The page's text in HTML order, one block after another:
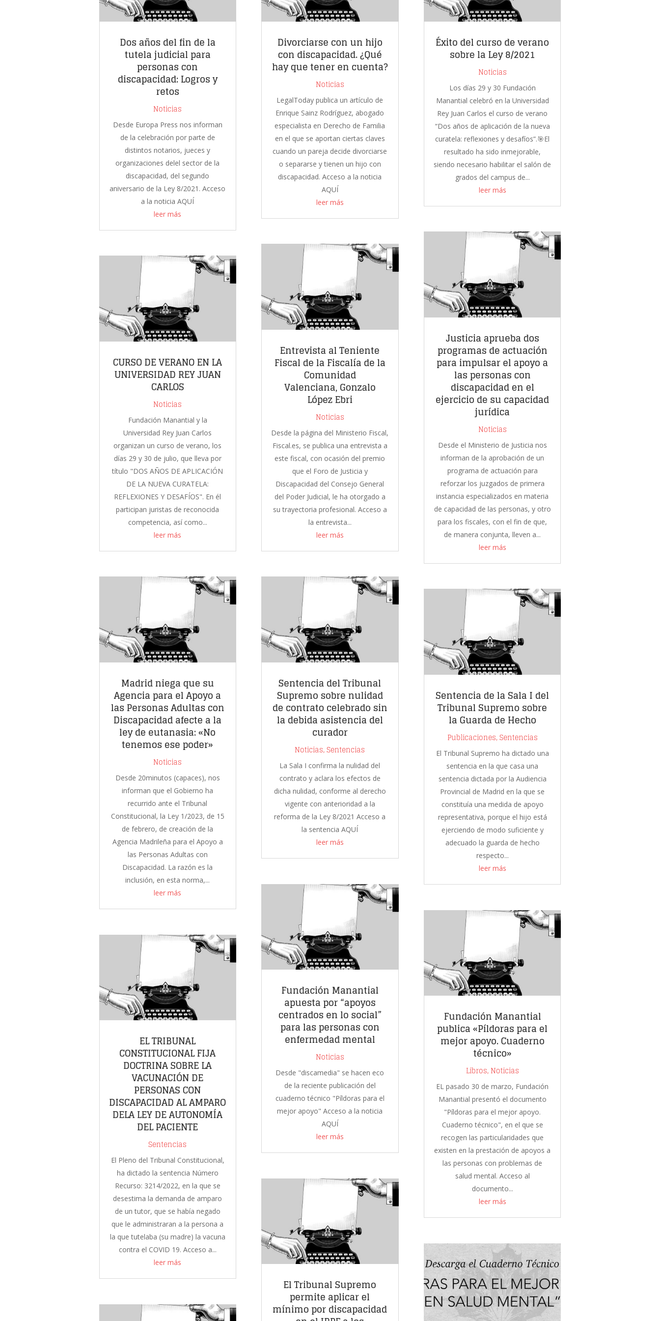
Dos años del fin de la
tutela judicial para
personas con
discapacidad: Logros y
retos
Noticias
Desde Europa Press nos informan
de la celebración por parte de
distintos notarios, jueces y
organizaciones delel sector de la
discapacidad, del segundo
aniversario de la Ley 8/2021. Acceso
a la noticia AQUÍ
leer más
CURSO DE VERANO EN LA
UNIVERSIDAD REY JUAN
CARLOS
Noticias
Fundación Manantial y la
Universidad Rey Juan Carlos
organizan un curso de verano, los
días 29 y 30 de julio, que lleva por
título "DOS AÑOS DE APLICACIÓN
DE LA NUEVA CURATELA:
REFLEXIONES Y DESAFÍOS". En él
participan juristas de reconocida
competencia, así como...
leer más
Madrid niega que su
Agencia para el Apoyo a
las Personas Adultas con
Discapacidad afecte a la
ley de eutanasia: «No
tenemos ese poder»
Noticias
Desde 20minutos (capaces), nos
informan que el Gobierno ha
recurrido ante el Tribunal
Constitucional, la Ley 1/2023, de 15
de febrero, de creación de la
Agencia Madrileña para el Apoyo a
las Personas Adultas con
Discapacidad. La razón es la
inclusión, en esta norma,...
leer más
EL TRIBUNAL
CONSTITUCIONAL FIJA
DOCTRINA SOBRE LA
VACUNACIÓN DE
PERSONAS CON
DISCAPACIDAD AL AMPARO
DELA LEY DE AUTONOMÍA
DEL PACIENTE
Sentencias
El Pleno del Tribunal Constitucional,
ha dictado la sentencia Número
Recurso: 3214/2022, en la que se
desestima la demanda de amparo
de un tutor, que se había negado
que le administraran a la persona a
la que tutelaba (su madre) la vacuna
contra el COVID 19. Acceso a...
leer más
Divorciarse con un hijo
con discapacidad. ¿Qué
hay que tener en cuenta?
Noticias
LegalToday publica un artículo de
Enrique Sainz Rodríguez, abogado
especialista en Derecho de Familia
en el que se aportan ciertas claves
cuando un pareja decide divorciarse
o separarse y tienen un hijo con
discapacidad. Acceso a la noticia
AQUÍ
leer más
Entrevista al Teniente
Fiscal de la Fiscalía de la
Comunidad
Valenciana, Gonzalo
López Ebri
Noticias
Desde la página del Ministerio Fiscal,
Fiscal.es, se publica una entrevista a
este fiscal, con ocasión del premio
que el Foro de Justicia y
Discapacidad del Consejo General
del Poder Judicial, le ha otorgado a
su trayectoria profesional. Acceso a
la entrevista...
leer más
Sentencia del Tribunal
Supremo sobre nulidad
de contrato celebrado sin
la debida asistencia del
curador
Noticias,Sentencias
La Sala I confirma la nulidad del
contrato y aclara los efectos de
dicha nulidad, conforme al derecho
vigente con anterioridad a la
reforma de la Ley 8/2021 Acceso a
la sentencia AQUÍ
leer más
Fundación Manantial
apuesta por “apoyos
centrados en lo social”
para las personas con
enfermedad mental
Noticias
Desde "discamedia" se hacen eco
de la reciente publicación del
cuaderno técnico "Píldoras para el
mejor apoyo" Acceso a la noticia
AQUÍ
leer más
El Tribunal Supremo
permite aplicar el
mínimo por discapacidad
Éxito del curso de verano
sobre la Ley 8/2021
Noticias
Los días 29 y 30 Fundación
Manantial celebró en la Universidad
Rey Juan Carlos el curso de verano
“Dos años de aplicación de la nueva
curatela: reflexiones y desafíos”.🎯El
resultado ha sido inmejorable,
siendo necesario habilitar el salón de
grados del campus de...
leer más
Justicia aprueba dos
programas de actuación
para impulsar el apoyo a
las personas con
discapacidad en el
ejercicio de su capacidad
jurídica
Noticias
Desde el Ministerio de Justicia nos
informan de la aprobación de un
programa de actuación para
reforzar los juzgados de primera
instancia especializados en materia
de capacidad de las personas, y otro
para los fiscales, con el fin de que,
de manera conjunta, lleven a...
leer más
Sentencia de la Sala I del
Tribunal Supremo sobre
la Guarda de Hecho
Publicaciones,Sentencias
El Tribunal Supremo ha dictado una
sentencia en la que casa una
sentencia dictada por la Audiencia
Provincial de Madrid en la que se
constituía una medida de apoyo
representativa, porque el hijo está
ejerciendo de modo suficiente y
adecuado la guarda de hecho
respecto...
leer más
Fundación Manantial
publica «Píldoras para el
mejor apoyo. Cuaderno
técnico»
Libros, Noticias
EL pasado 30 de marzo, Fundación
Manantial presentó el documento
"Píldoras para el mejor apoyo.
Cuaderno técnico", en el que se
recogen las particularidades que
existen en la prestación de apoyos a
las personas con problemas de
salud mental. Acceso al
documento...
leer más